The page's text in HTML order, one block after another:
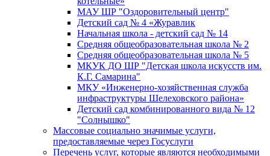
МАУ ШР "Оздоровительный центр"
Детский сад № 4 «Журавлик
Начальная школа - детский сад № 14
Средняя общеобразовательная школа № 2
Средняя общеобразовательная школа № 5
МКУК ДО ШР "Детская школа искусств им.
К.Г. Самарина"
МКУ «Инженерно-хозяйственная служба
инфраструктуры Шелеховского района»
Детский сад комбинированного вида № 12
"Солнышко"
Массовые социально значимые услуги,
предоставляемые через Госуслуги
Перечень услуг, которые являются необходимыми